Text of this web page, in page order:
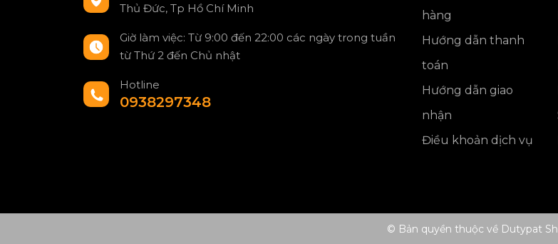
Thủ Đức, Tp Hồ Chí Minh
Giờ làm việc: Từ 9:00 đến 22:00 các ngày trong tuần
từ Thứ 2 đến Chủ nhật
Hotline
0938297348
hàng
Hướng dẫn thanh
toán
Hướng dẫn giao
nhận
Điều khoản dịch vụ
© Bản quyền thuộc về Dutypat